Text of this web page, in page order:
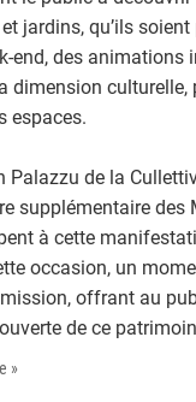
jardins, qu’ils
end, des animations
dimension culturelle,
espaces.
Palazzu de la
supplémentaire des
à cette
occasion, un
offrant au
de ce
»